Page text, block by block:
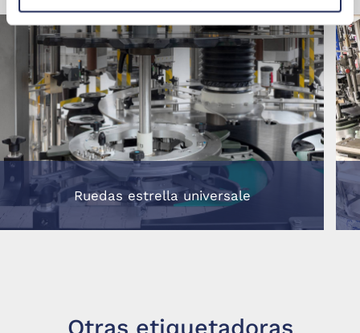
Ruedas estrella universale
Otras etiquetadoras